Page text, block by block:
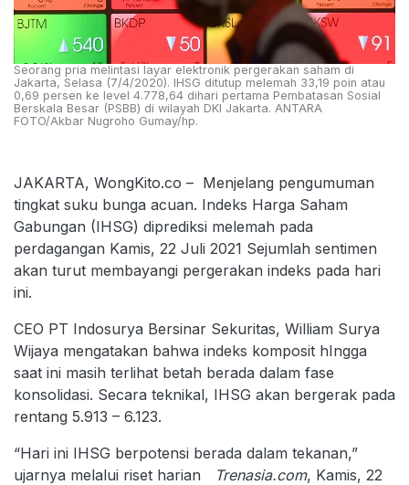
Seorang pria melintasi layar elektronik pergerakan saham di
Jakarta, Selasa (7/4/2020). IHSG ditutup melemah 33,19 poin atau
0,69 persen ke level 4.778,64 dihari pertama Pembatasan Sosial
Berskala Besar (PSBB) di wilayah DKI Jakarta. ANTARA
FOTO/Akbar Nugroho Gumay/hp.
JAKARTA, WongKito.co – Menjelang pengumuman
tingkat suku bunga acuan. Indeks Harga Saham
Gabungan (IHSG) diprediksi melemah pada
perdagangan Kamis, 22 Juli 2021 Sejumlah sentimen
akan turut membayangi pergerakan indeks pada hari
ini.
CEO PT Indosurya Bersinar Sekuritas, William Surya
Wijaya mengatakan bahwa indeks komposit hIngga
saat ini masih terlihat betah berada dalam fase
konsolidasi. Secara teknikal, IHSG akan bergerak pada
rentang 5.913 – 6.123.
“Hari ini IHSG berpotensi berada dalam tekanan,”
ujarnya melalui riset harian
Trenasia.com, Kamis, 22